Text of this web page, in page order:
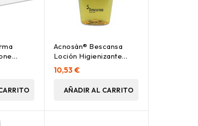
Acnosán® Bescansa
Loción Higienizante
200Ml
10,53 €
AÑADIR AL CARRITO